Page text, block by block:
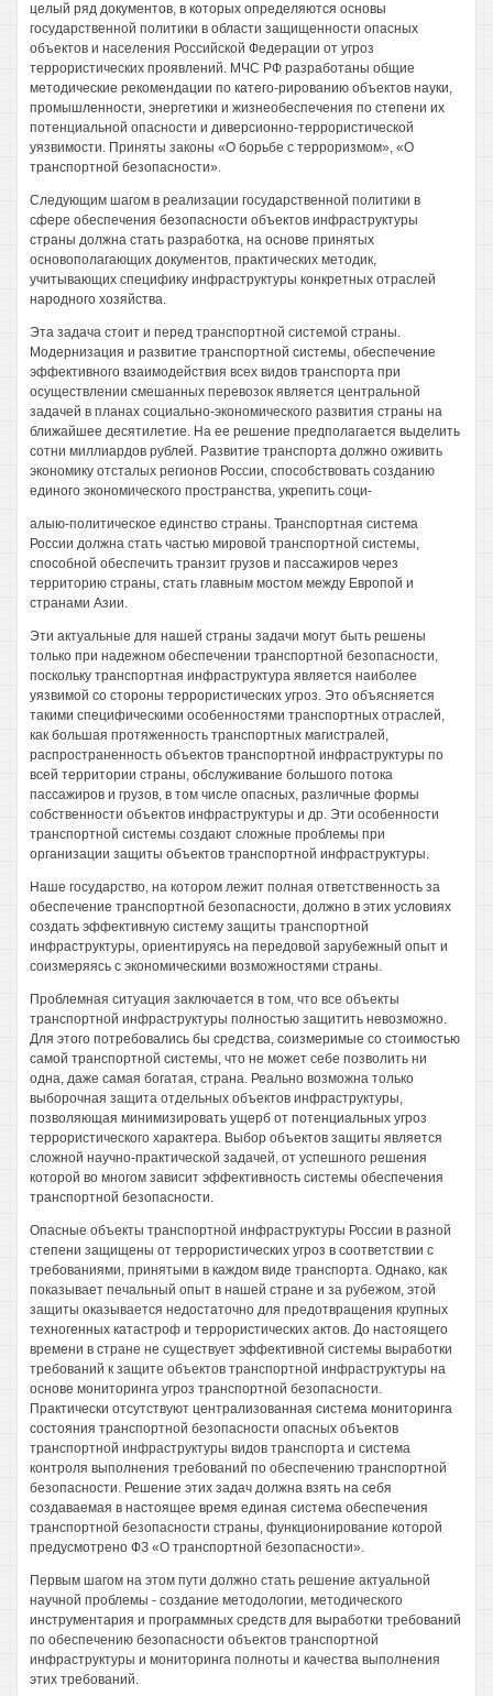
целый ряд документов, в которых определяются основы
государственной политики в области защищенности опасных
объектов и населения Российской Федерации от угроз
террористических проявлений. МЧС РФ разработаны общие
методические рекомендации по катего-рированию объектов науки,
промышленности, энергетики и жизнеобеспечения по степени их
потенциальной опасности и диверсионно-террористической
уязвимости. Приняты законы «О борьбе с терроризмом», «О
транспортной безопасности».
Следующим шагом в реализации государственной политики в
сфере обеспечения безопасности объектов инфраструктуры
страны должна стать разработка, на основе принятых
основополагающих документов, практических методик,
учитывающих специфику инфраструктуры конкретных отраслей
народного хозяйства.
Эта задача стоит и перед транспортной системой страны.
Модернизация и развитие транспортной системы, обеспечение
эффективного взаимодействия всех видов транспорта при
осуществлении смешанных перевозок является центральной
задачей в планах социально-экономического развития страны на
ближайшее десятилетие. На ее решение предполагается выделить
сотни миллиардов рублей. Развитие транспорта должно оживить
экономику отсталых регионов России, способствовать созданию
единого экономического пространства, укрепить соци-
алыю-политическое единство страны. Транспортная система
России должна стать частью мировой транспортной системы,
способной обеспечить транзит грузов и пассажиров через
территорию страны, стать главным мостом между Европой и
странами Азии.
Эти актуальные для нашей страны задачи могут быть решены
только при надежном обеспечении транспортной безопасности,
поскольку транспортная инфраструктура является наиболее
уязвимой со стороны террористических угроз. Это объясняется
такими специфическими особенностями транспортных отраслей,
как большая протяженность транспортных магистралей,
распространенность объектов транспортной инфраструктуры по
всей территории страны, обслуживание большого потока
пассажиров и грузов, в том числе опасных, различные формы
собственности объектов инфраструктуры и др. Эти особенности
транспортной системы создают сложные проблемы при
организации защиты объектов транспортной инфраструктуры.
Наше государство, на котором лежит полная ответственность за
обеспечение транспортной безопасности, должно в этих условиях
создать эффективную систему защиты транспортной
инфраструктуры, ориентируясь на передовой зарубежный опыт и
соизмеряясь с экономическими возможностями страны.
Проблемная ситуация заключается в том, что все объекты
транспортной инфраструктуры полностью защитить невозможно.
Для этого потребовались бы средства, соизмеримые со стоимостью
самой транспортной системы, что не может себе позволить ни
одна, даже самая богатая, страна. Реально возможна только
выборочная защита отдельных объектов инфраструктуры,
позволяющая минимизировать ущерб от потенциальных угроз
террористического характера. Выбор объектов защиты является
сложной научно-практической задачей, от успешного решения
которой во многом зависит эффективность системы обеспечения
транспортной безопасности.
Опасные объекты транспортной инфраструктуры России в разной
степени защищены от террористических угроз в соответствии с
требованиями, принятыми в каждом виде транспорта. Однако, как
показывает печальный опыт в нашей стране и за рубежом, этой
защиты оказывается недостаточно для предотвращения крупных
техногенных катастроф и террористических актов. До настоящего
времени в стране не существует эффективной системы выработки
требований к защите объектов транспортной инфраструктуры на
основе мониторинга угроз транспортной безопасности.
Практически отсутствуют централизованная система мониторинга
состояния транспортной безопасности опасных объектов
транспортной инфраструктуры видов транспорта и система
контроля выполнения требований по обеспечению транспортной
безопасности. Решение этих задач должна взять на себя
создаваемая в настоящее время единая система обеспечения
транспортной безопасности страны, функционирование которой
предусмотрено ФЗ «О транспортной безопасности».
Первым шагом на этом пути должно стать решение актуальной
научной проблемы - создание методологии, методического
инструментария и программных средств для выработки требований
по обеспечению безопасности объектов транспортной
инфраструктуры и мониторинга полноты и качества выполнения
этих требований.